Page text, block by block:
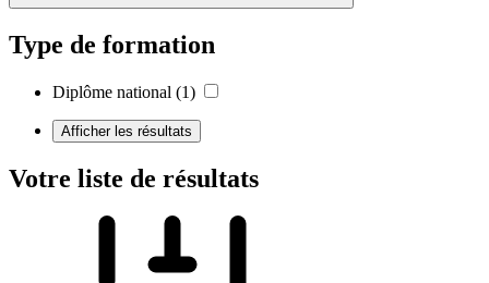
Type de formation
Diplôme national (1)
Afficher les résultats
Votre liste de résultats